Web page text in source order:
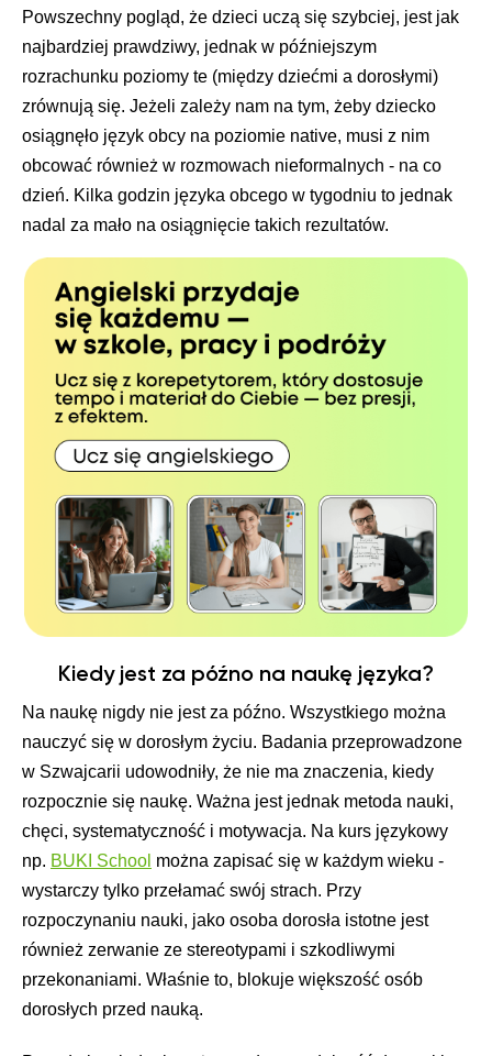
Powszechny pogląd, że dzieci uczą się szybciej, jest jak
najbardziej prawdziwy, jednak w późniejszym
rozrachunku poziomy te (między dziećmi a dorosłymi)
zrównują się. Jeżeli zależy nam na tym, żeby dziecko
osiągnęło język obcy na poziomie native, musi z nim
obcować również w rozmowach nieformalnych - na co
dzień. Kilka godzin języka obcego w tygodniu to jednak
nadal za mało na osiągnięcie takich rezultatów.
Kiedy jest za późno na naukę języka?
Na naukę nigdy nie jest za późno. Wszystkiego można
nauczyć się w dorosłym życiu. Badania przeprowadzone
w Szwajcarii udowodniły, że nie ma znaczenia, kiedy
rozpocznie się naukę. Ważna jest jednak metoda nauki,
chęci, systematyczność i motywacja. Na kurs językowy
np. BUKI School można zapisać się w każdym wieku -
wystarczy tylko przełamać swój strach. Przy
rozpoczynaniu nauki, jako osoba dorosła istotne jest
również zerwanie ze stereotypami i szkodliwymi
przekonaniami. Właśnie to, blokuje większość osób
dorosłych przed nauką.